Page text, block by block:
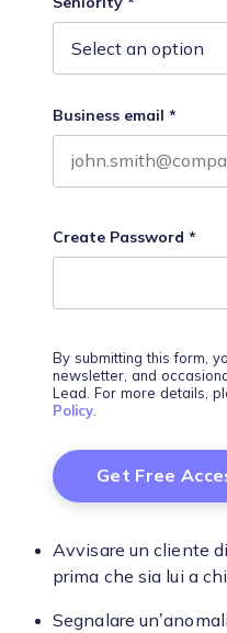
Business email *
Create Password *
By submitting this form,
newsletter, and
Lead. For more details,
Policy.
Avvisare un cliente
prima che sia lui a
Segnalare